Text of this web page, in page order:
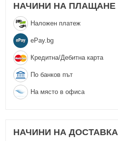
НАЧИНИ НА ПЛАЩАНЕ
Наложен платеж
еPay.bg
Кредитна/Дебитна карта
По банков път
На място в офиса
НАЧИНИ НА ДОСТАВКА